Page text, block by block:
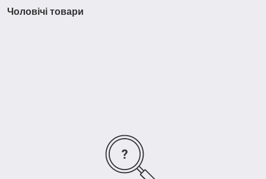
Чоловічі товари